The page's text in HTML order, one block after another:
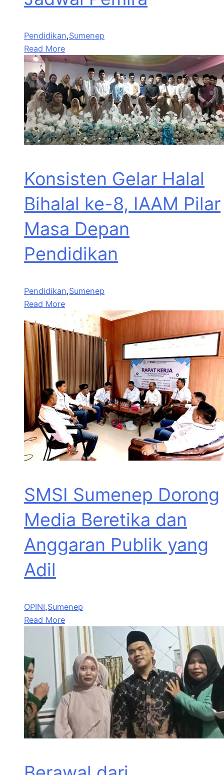
Pendidikan,Sumenep
Read More
Konsisten Gelar Halal
Bihalal ke-8, IAAM Pilar
Masa Depan
Pendidikan
Pendidikan,Sumenep
Read More
SMSI Sumenep Dorong
Media Beretika dan
Anggaran Publik yang
Adil
OPINI,Sumenep
Read More